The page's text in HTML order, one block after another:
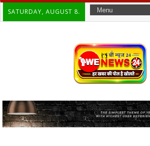
SATURDAY, AUGUST 8.